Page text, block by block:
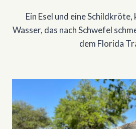
Ein Esel und eine
Wasser, das nach Schwefel
dem Florida